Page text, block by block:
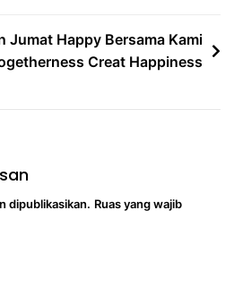
Jumat Happy Bersama Kami
Creat Happiness
dipublikasikan. Ruas yang wajib